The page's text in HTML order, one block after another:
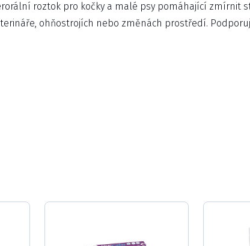
roztok pro kočky a malé psy pomáhající zmírnit
ohňostrojích nebo změnách prostředí.